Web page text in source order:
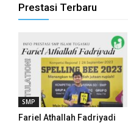
Prestasi Terbaru
SMP
Fariel Athallah Fadriyadi